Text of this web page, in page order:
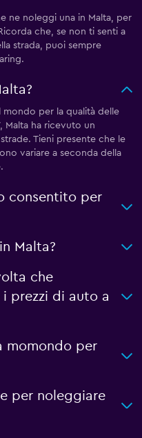
ne noleggi una in Malta, per
che, se non ti senti a
strada, puoi sempre
mondo per la qualità delle
Malta ha ricevuto un
Tieni presente che le
variare a seconda della
consentito per
Malta?
che
prezzi di auto a
momondo per
per noleggiare